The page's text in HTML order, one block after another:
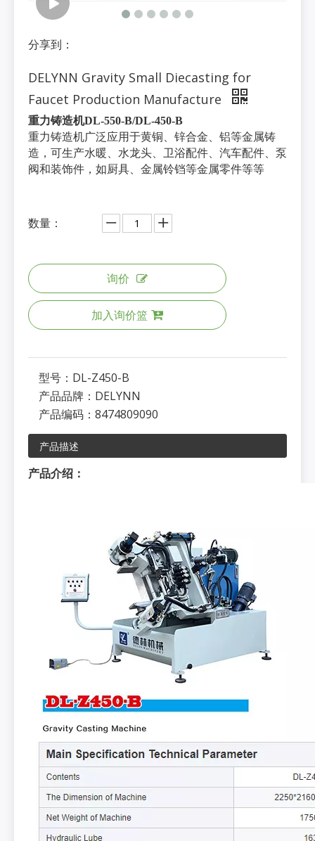
分享到：
DELYNN Gravity Small Diecasting for
Faucet Production Manufacture
重力铸造机DL-550-B/DL-450-B
重力铸造机广泛应用于黄铜、锌合金、铝等金属铸
造，可生产水暖、水龙头、卫浴配件、汽车配件、泵
阀和装饰件，如厨具、金属铃铛等金属零件等等
数量：
询价
加入询价篮
型号： DL-Z450-B
产品品牌： DELYNN
产品编码： 8474809090
产品描述
产品介绍：